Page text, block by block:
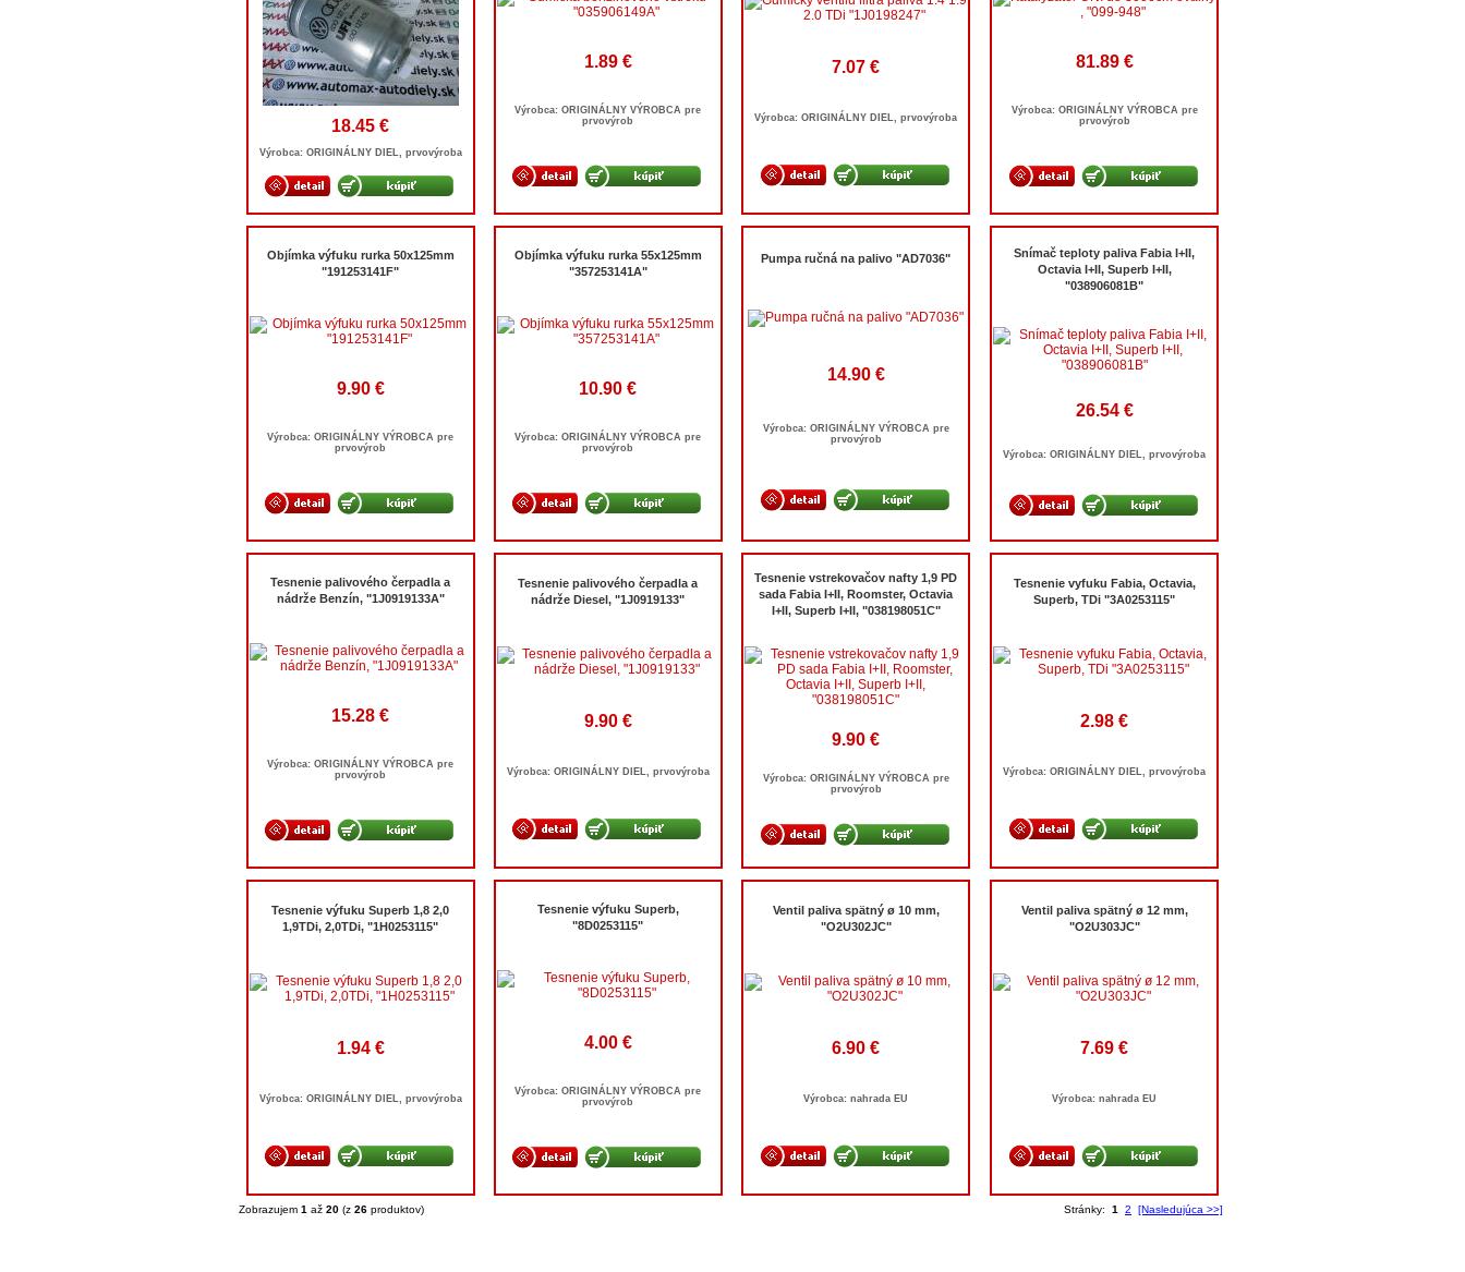
18.45 €
Výrobca: ORIGINÁLNY DIEL, prvovýroba
1.89 €
Výrobca: ORIGINÁLNY VÝROBCA pre
prvovýrob
7.07 €
Výrobca: ORIGINÁLNY DIEL, prvovýroba
81.89 €
Výrobca: ORIGINÁLNY VÝROBCA pre
prvovýrob
Objímka výfuku rurka 50x125mm
"191253141F"
9.90 €
Výrobca: ORIGINÁLNY VÝROBCA pre
prvovýrob
Objímka výfuku rurka 55x125mm
"357253141A"
10.90 €
Výrobca: ORIGINÁLNY VÝROBCA pre
prvovýrob
Pumpa ručná na palivo "AD7036"
14.90 €
Výrobca: ORIGINÁLNY VÝROBCA pre
prvovýrob
Snímač teploty paliva Fabia I+II,
Octavia I+II, Superb I+II,
"038906081B"
26.54 €
Výrobca: ORIGINÁLNY DIEL, prvovýroba
Tesnenie palivového čerpadla a
nádrže Benzín, "1J0919133A"
15.28 €
Výrobca: ORIGINÁLNY VÝROBCA pre
prvovýrob
Tesnenie palivového čerpadla a
nádrže Diesel, "1J0919133"
9.90 €
Výrobca: ORIGINÁLNY DIEL, prvovýroba
Tesnenie vstrekovačov nafty 1,9 PD
sada Fabia I+II, Roomster, Octavia
I+II, Superb I+II, "038198051C"
9.90 €
Výrobca: ORIGINÁLNY VÝROBCA pre
prvovýrob
Tesnenie vyfuku Fabia, Octavia,
Superb, TDi "3A0253115"
2.98 €
Výrobca: ORIGINÁLNY DIEL, prvovýroba
Tesnenie výfuku Superb 1,8 2,0
1,9TDi, 2,0TDi, "1H0253115"
1.94 €
Výrobca: ORIGINÁLNY DIEL, prvovýroba
Tesnenie výfuku Superb,
"8D0253115"
4.00 €
Výrobca: ORIGINÁLNY VÝROBCA pre
prvovýrob
Ventil paliva spätný ø 10 mm,
"O2U302JC"
6.90 €
Výrobca: nahrada EU
Ventil paliva spätný ø 12 mm,
"O2U303JC"
7.69 €
Výrobca: nahrada EU
Zobrazujem 1 až 20 (z 26 produktov) Stránky: 1 2 [Nasledujúca >>]